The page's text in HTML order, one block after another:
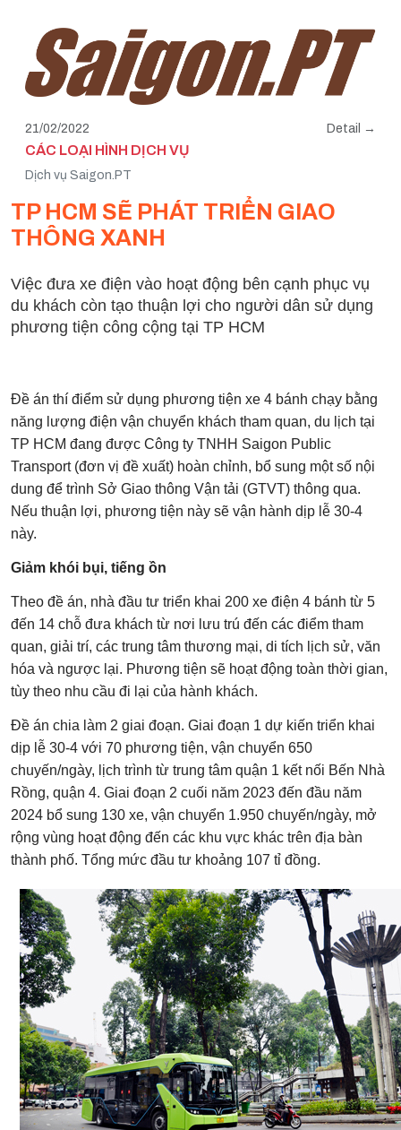
21/02/2022 Detail →
CÁC LOẠI HÌNH DỊCH VỤ
Dịch vụ Saigon.PT
TP HCM SẼ PHÁT TRIỂN GIAO
THÔNG XANH
Việc đưa xe điện vào hoạt động bên cạnh phục vụ
du khách còn tạo thuận lợi cho người dân sử dụng
phương tiện công cộng tại TP HCM
Đề án thí điểm sử dụng phương tiện xe 4 bánh chạy bằng
năng lượng điện vận chuyển khách tham quan, du lịch tại
TP HCM đang được Công ty TNHH Saigon Public
Transport (đơn vị đề xuất) hoàn chỉnh, bổ sung một số nội
dung để trình Sở Giao thông Vận tải (GTVT) thông qua.
Nếu thuận lợi, phương tiện này sẽ vận hành dịp lễ 30-4
này.
Giảm khói bụi, tiếng ồn
Theo đề án, nhà đầu tư triển khai 200 xe điện 4 bánh từ 5
đến 14 chỗ đưa khách từ nơi lưu trú đến các điểm tham
quan, giải trí, các trung tâm thương mại, di tích lịch sử, văn
hóa và ngược lại. Phương tiện sẽ hoạt động toàn thời gian,
tùy theo nhu cầu đi lại của hành khách.
Đề án chia làm 2 giai đoạn. Giai đoạn 1 dự kiến triển khai
dịp lễ 30-4 với 70 phương tiện, vận chuyển 650
chuyến/ngày, lịch trình từ trung tâm quận 1 kết nối Bến Nhà
Rồng, quận 4. Giai đoạn 2 cuối năm 2023 đến đầu năm
2024 bổ sung 130 xe, vận chuyển 1.950 chuyến/ngày, mở
rộng vùng hoạt động đến các khu vực khác trên địa bàn
thành phố. Tổng mức đầu tư khoảng 107 tỉ đồng.